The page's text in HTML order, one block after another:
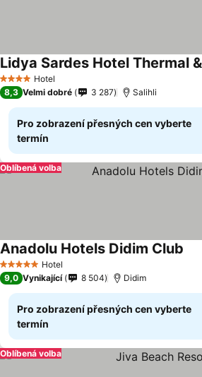
4 Počet hvězdiček
Hotel
Lidya Sardes Hotel Thermal
8,3 Velmi dobré 3 287 Salihli
Pro zobrazení přesných cen vyberte
termín
Oblíbená volba
5 Počet hvězdiček
Hotel
Anadolu Hotels Didim Club
9,0 Vynikající 8 504 Didim
Pro zobrazení přesných cen vyberte
termín
Oblíbená volba